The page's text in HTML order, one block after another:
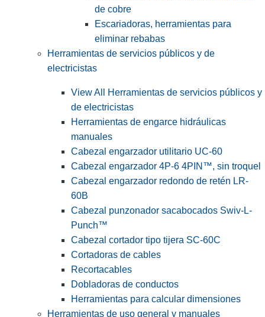
de cobre
Escariadoras, herramientas para
eliminar rebabas
Herramientas de servicios públicos y de
electricistas
View All Herramientas de servicios públicos y
de electricistas
Herramientas de engarce hidráulicas
manuales
Cabezal engarzador utilitario UC-60
Cabezal engarzador 4P-6 4PIN™, sin troquel
Cabezal engarzador redondo de retén LR-
60B
Cabezal punzonador sacabocados Swiv-L-
Punch™
Cabezal cortador tipo tijera SC-60C
Cortadoras de cables
Recortacables
Dobladoras de conductos
Herramientas para calcular dimensiones
Herramientas de uso general y manuales